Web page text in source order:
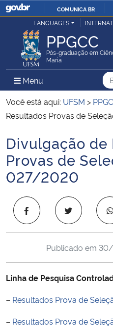
COMUNICA BR
Ministério da Justiça e Segurança Pública
Ministério da Defesa
Ministério das Relações Exteriores
Ministério da Infraestrutura
Ministério da Agricultura, Pecuária e
Ministério da Educação
Ministério de Minas e Energia
LANGUAGES
PPGCC
Pós-graduação em
Maria
Menu Menu Principal
Você está aqui: UFSM >
Resultados Provas de
Início do conteúdo
Divulgação de
Provas de
027/2020
Publicado em
Linha de Pesquisa
– Resultados Prova de
– Resultados Prova de